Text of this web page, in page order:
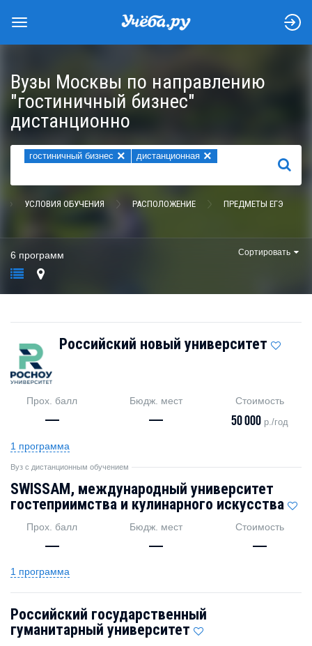
Вузы Москвы по направлению
"гостиничный бизнес"
дистанционно
гостиничный бизнес × дистанционная ×
НАЙТИ
УСЛОВИЯ ОБУЧЕНИЯ РАСПОЛОЖЕНИЕ ПРЕДМЕТЫ ЕГЭ
6 программ Сортировать
Российский новый университет
Прох. балл
—
Бюдж. мест
—
Стоимость
50 000 р./год
1 программа
Вуз с дистанционным обучением
SWISSAM, международный университет
гостеприимства и кулинарного искусства
Прох. балл
—
Бюдж. мест
—
Стоимость
—
1 программа
Российский государственный
гуманитарный университет